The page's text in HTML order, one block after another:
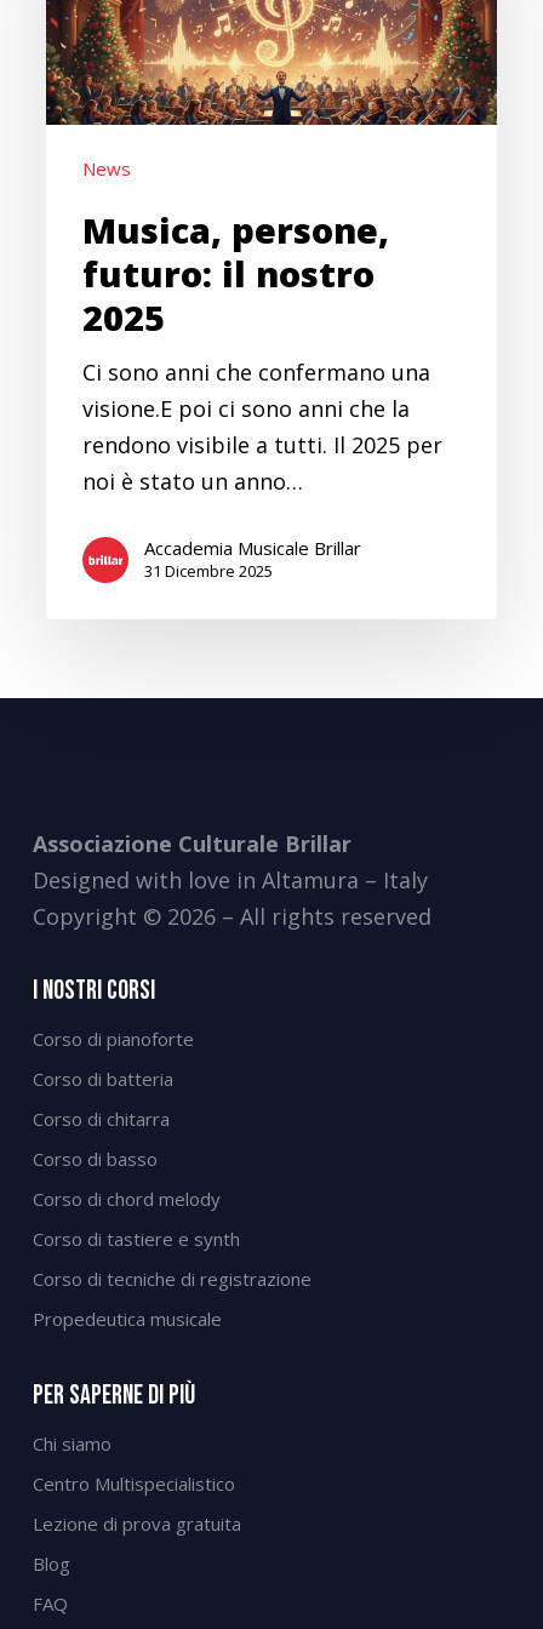
nostro
2025
News
Musica, persone,
futuro: il nostro
2025
Ci sono anni che confermano una
visione.E poi ci sono anni che la
rendono visibile a tutti. Il 2025 per
noi è stato un anno…
Accademia Musicale Brillar
31 Dicembre 2025
Associazione Culturale Brillar
Designed with love in Altamura – Italy
Copyright © 2026 – All rights reserved
I Nostri Corsi
Corso di pianoforte
Corso di batteria
Corso di chitarra
Corso di basso
Corso di chord melody
Corso di tastiere e synth
Corso di tecniche di registrazione
Propedeutica musicale
Per Saperne Di Più
Chi siamo
Centro Multispecialistico
Lezione di prova gratuita
Blog
FAQ